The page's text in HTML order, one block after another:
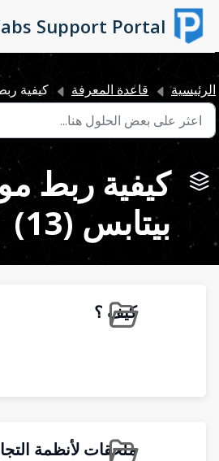
التخطّي إلى المحتوى الرئيسي
Support Portal
الرئيسية قاعدة المعرفة كيفية
كيفية ربط
بيتابس (13)
كيف ؟
ملحقات لأنظمة